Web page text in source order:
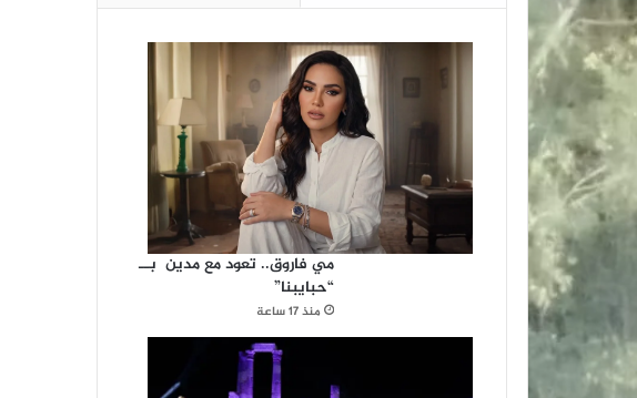
مي فاروق.. تعود مع مدين بــ
“حبايبنا”
منذ 17 ساعة